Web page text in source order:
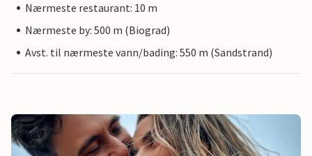
Nærmeste restaurant: 10 m
Nærmeste by: 500 m (Biograd)
Avst. til nærmeste vann/bading: 550 m (Sandstrand)